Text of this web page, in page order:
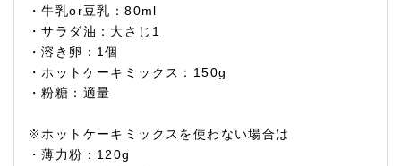
・牛乳or豆乳：80ml
・サラダ油：大さじ1
・溶き卵：1個
・ホットケーキミックス：150g
・粉糖：適量
※ホットケーキミックスを使わない場合は
・薄力粉：120g